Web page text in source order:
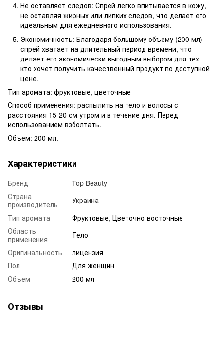
Не оставляет следов: Спрей легко впитывается в кожу,
не оставляя жирных или липких следов, что делает его
идеальным для ежедневного использования.
Экономичность: Благодаря большому объему (200 мл)
спрей хватает на длительный период времени, что
делает его экономически выгодным выбором для тех,
кто хочет получить качественный продукт по доступной
цене.
Тип аромата: фруктовые, цветочные
Способ применения: распылить на тело и волосы с
расстояния 15-20 см утром и в течение дня. Перед
использованием взболтать.
Объем: 200 мл.
Характеристики
Бренд
Top Beauty
Страна
производитель
Украина
Тип аромата
Фруктовые, Цветочно-восточные
Область
применения
Тело
Оригинальность
лицензия
Пол
Для женщин
Объем
200 мл
Отзывы